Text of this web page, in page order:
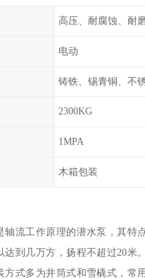
高压、耐腐蚀、耐
电动
铸铁、锡青铜、不
2300KG
1MPA
木箱包装
轴流工作原理的潜水泵，其特
达到几万方，扬程不超过20米
方式多为井筒式和雪橇式，常